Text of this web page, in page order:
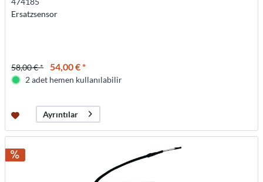
Ersatzsensor
58,00 € * 54,00 € *
2 adet hemen kullanılabilir
Ayrıntılar